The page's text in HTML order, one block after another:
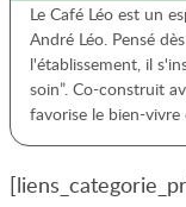
Le Café Léo est un
André Léo. Pensé
l'établissement, il
soin”. Co-construit
favorise le bien-vivre